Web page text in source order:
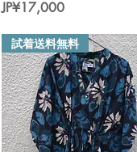
가격
JP¥17,000
試着送料無料